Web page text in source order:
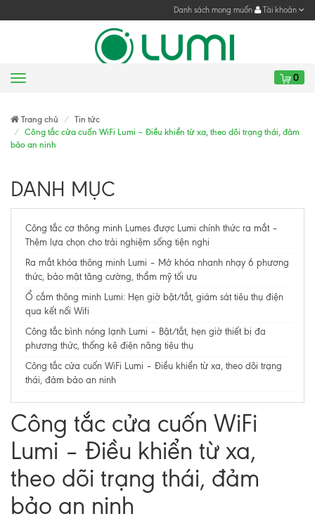
Danh sách mong muốn Tài khoản
Menu 0
Trang chủ
Tin tức
Công tắc cửa cuốn WiFi Lumi – Điều khiển từ xa, theo dõi trạng thái, đảm
bảo an ninh
DANH MỤC
Công tắc cơ thông minh Lumes được Lumi chính thức ra mắt –
Thêm lựa chọn cho trải nghiệm sống tiện nghi
Ra mắt khóa thông minh Lumi – Mở khóa nhanh nhạy 6 phương
thức, bảo mật tăng cường, thẩm mỹ tối ưu
Ổ cắm thông minh Lumi: Hẹn giờ bật/tắt, giám sát tiêu thụ điện
qua kết nối Wifi
Công tắc bình nóng lạnh Lumi – Bật/tắt, hẹn giờ thiết bị đa
phương thức, thống kê điện năng tiêu thụ​​​​​​​
Công tắc cửa cuốn WiFi Lumi – Điều khiển từ xa, theo dõi trạng
thái, đảm bảo an ninh
Công tắc cửa cuốn WiFi
Lumi – Điều khiển từ xa,
theo dõi trạng thái, đảm
bảo an ninh